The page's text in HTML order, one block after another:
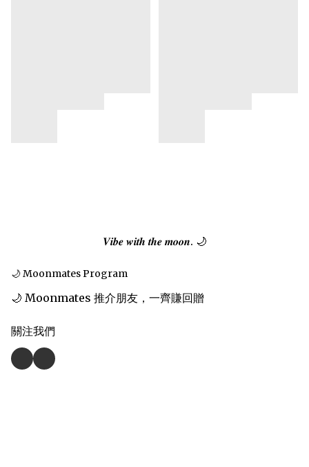
𝑽𝒊𝒃𝒆 𝒘𝒊𝒕𝒉 𝒕𝒉𝒆 𝒎𝒐𝒐𝒏. 🌙
🌙 Moonmates Program
🌙 Moonmates 推介朋友，一齊賺回贈
關注我們